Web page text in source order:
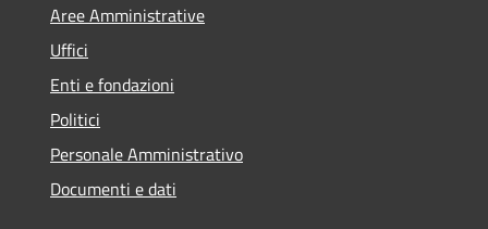
Aree Amministrative
Uffici
Enti e fondazioni
Politici
Personale Amministrativo
Documenti e dati